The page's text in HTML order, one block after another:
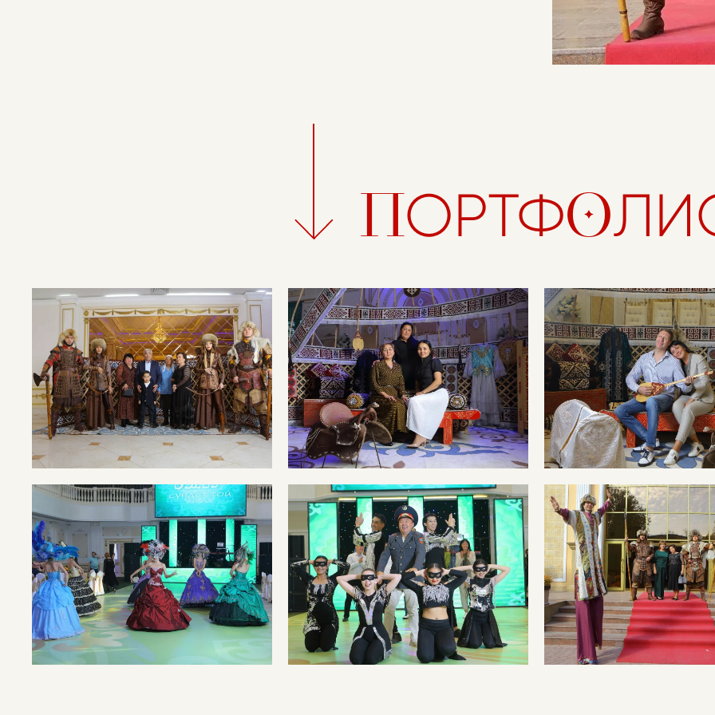
ПОРТФО